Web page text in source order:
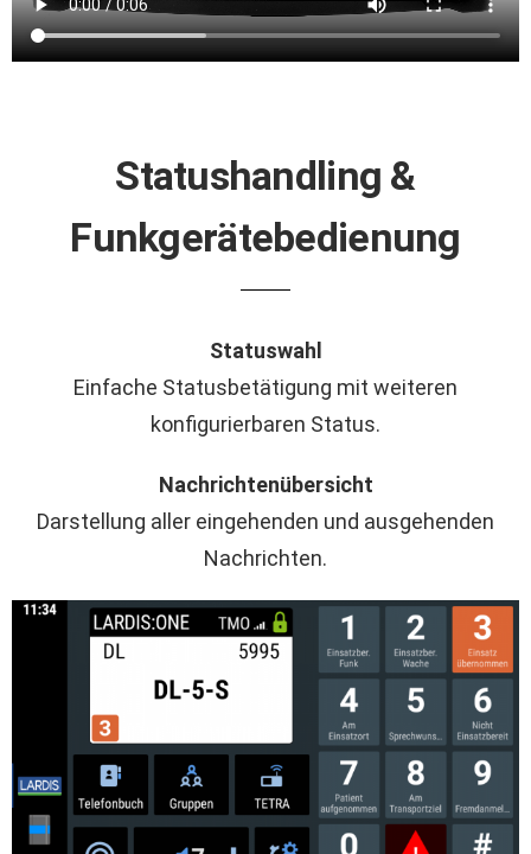
Statushandling &
Funkgerätebedienung
Statuswahl
Einfache Statusbetätigung mit weiteren
konfigurierbaren Status.
Nachrichtenübersicht
Darstellung aller eingehenden und ausgehenden
Nachrichten.